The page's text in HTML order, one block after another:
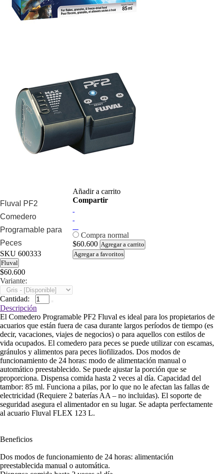
Fluval PF2
Comedero
Programable para
Peces
SKU 600333
Fluval
$60.600
Variante:
Cantidad:
Añadir a carrito
Compartir
Compra normal
$60.600 Agregar a carrito
Agregar a favoritos
Descripción
El Comedero Programable PF2 Fluval es ideal para los propietarios de
acuarios que están fuera de casa durante largos períodos de tiempo (es
decir, vacaciones, viajes de negocios) o para aquellos con estilos de
vida ocupados. El comedero para peces se puede utilizar con escamas,
gránulos y alimentos para peces liofilizados. Dos modos de
funcionamiento de 24 horas: modo de alimentación manual o
automático preestablecido. Se puede ajustar la porción que se
proporciona. Dispensa comida hasta 2 veces al día. Capacidad del
tambor: 85 ml. Funciona a pilas, por lo que no le afectan las fallas de
electricidad (Requiere 2 baterías AA – no incluidas). El soporte de
seguridad asegura el alimentador en su lugar. Se adapta perfectamente
al acuario Fluval FLEX 123 L.
Beneficios
Dos modos de funcionamiento de 24 horas: alimentación
preestablecida manual o automática.